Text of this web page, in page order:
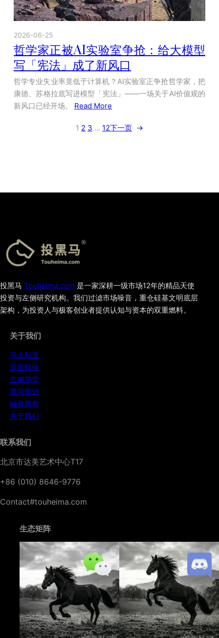
2026-06-25
哲学家正被AI实验室争抢：给大模型
写「宪法」成了新风口
哲学专业失业率竟低于计算机？AI实验室正争抢哲学家，把
康德、苏格拉底写进模型「宪法」——一场关于AI价值观的
新风口已经开场。 Read More
1 2 3 … 12下一页 →
投黑马 Touheima.com 是一家深耕一级市场12年的精品天使
投资与左侧研究机构。我们过滤市场噪音，重仓硅基文明底层
架构，为投资人与极客创业者提供认知与资本的双重燃料。
关于我们
马上知道
前沿科技
左侧学堂
黑马雷达
融资观察
关于我们
联系我们
北京市达美艺术中心T17
+86 (010) 8646-9776
Contact#touheima.com
生态矩阵